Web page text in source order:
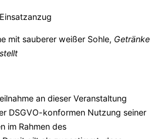
mit sauberer weißer Sohle, Getränke
an dieser Veranstaltung
DSGVO-konformen Nutzung seiner
im Rahmen des